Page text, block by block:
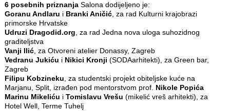
6 posebnih priznanjaSalona dodijeljeno je:
Goranu Andlaru i Branki Aničić, za rad Kulturni krajobrazi
primorske Hrvatske
Udruzi Dragodid.org, za rad Jedna nova uloga suhozidnog
graditeljstva
Vanji Ilić, za Otvoreni atelier Donassy, Zagreb
Vedranu Jukiću i Nikici Kronji (SODAarhitekti), za Green bar,
Zagreb
Filipu Kobzineku, za studentski projekt obiteljske kuće na
Marjanu, Split, izrađen pod mentorstvom prof. Nikole Popića
Marinu Mikeliću i Tomislavu Vrešu (mikelić vreš arhitekti), za
Hotel Well, Terme Tuhelj